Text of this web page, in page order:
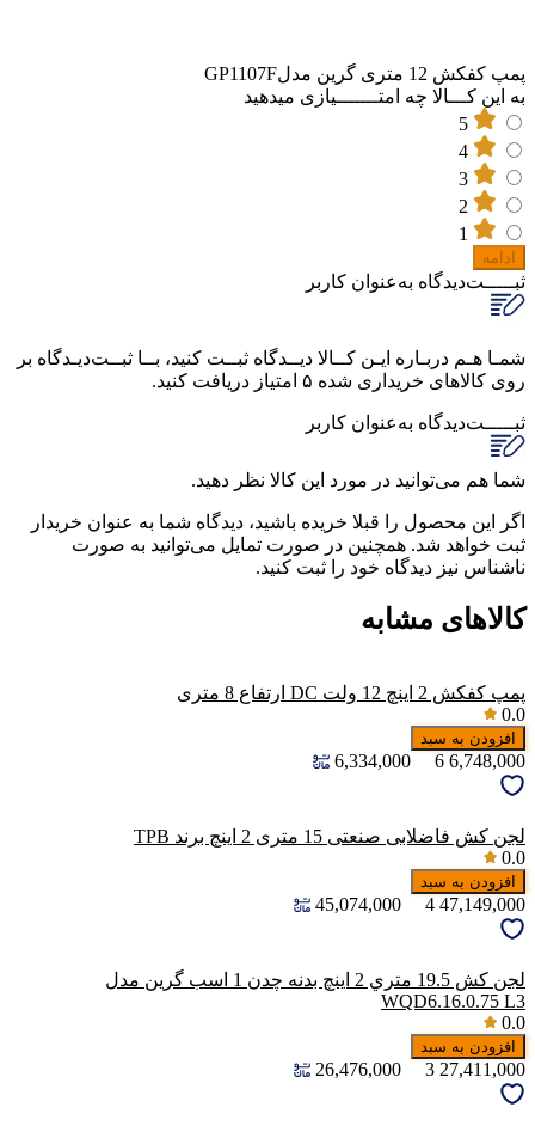
پمپ کفکش 12 متری گرین مدلGP1107F
به این کـــالا چه امتـــــــیازی میدهید
ادامه
ثبـــــت‌دیدگاه به‌عنوان کاربر
شمـا هـم دربـاره ایـن کــالا دیــدگاه ثبــت کنید، بــا ثبــت‌دیـدگاه بر
روی کالاهای خریداری شده ۵ امتیاز دریافت کنید.
ثبـــــت‌دیدگاه به‌عنوان کاربر
شما هم می‌توانید در مورد این کالا نظر دهید.
اگر این محصول را قبلا خریده باشید، دیدگاه شما به عنوان خریدار
ثبت خواهد شد. همچنین در صورت تمایل می‌توانید به صورت
ناشناس نیز دیدگاه خود را ثبت کنید.
کالاهای مشابه
پمپ کفکش 2 اینچ 12 ولت DC ارتفاع 8 متری
0.0
افزودن به سبد
6,748,000
6
6,334,000
لجن کش فاضلابی صنعتی 15 متری 2 اینچ برند TPB
0.0
افزودن به سبد
47,149,000
4
45,074,000
لجن كش 19.5 متري 2 اینچ بدنه چدن 1 اسب گرين مدل
WQD6.16.0.75 L3
0.0
افزودن به سبد
27,411,000
3
26,476,000